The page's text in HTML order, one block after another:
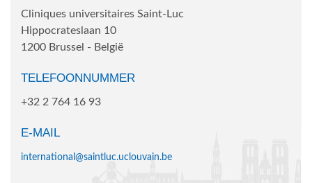
Cliniques universitaires Saint-Luc
Hippocrateslaan 10
1200 Brussel - België
TELEFOONNUMMER
+32 2 764 16 93
E-MAIL
international@saintluc.uclouvain.be